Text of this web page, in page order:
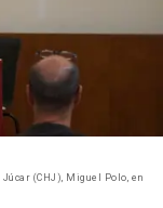
(CHJ), Miguel Polo, en